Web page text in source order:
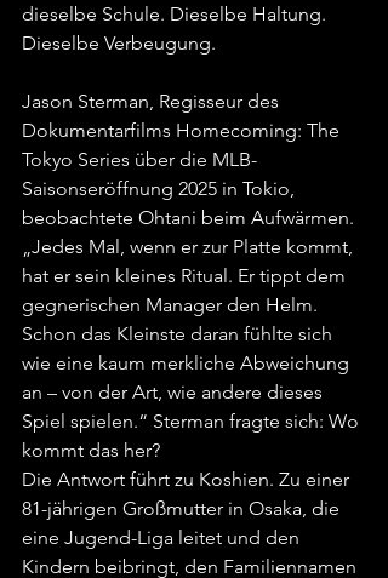
dieselbe Schule. Dieselbe Haltung.
Dieselbe Verbeugung.
Jason Sterman, Regisseur des
Dokumentarfilms Homecoming: The
Tokyo Series über die MLB-
Saisonseröffnung 2025 in Tokio,
beobachtete Ohtani beim Aufwärmen.
„Jedes Mal, wenn er zur Platte kommt,
hat er sein kleines Ritual. Er tippt dem
gegnerischen Manager den Helm.
Schon das Kleinste daran fühlte sich
wie eine kaum merkliche Abweichung
an – von der Art, wie andere dieses
Spiel spielen.“ Sterman fragte sich: Wo
kommt das her?
Die Antwort führt zu Koshien. Zu einer
81-jährigen Großmutter in Osaka, die
eine Jugend-Liga leitet und den
Kindern beibringt, den Familiennamen